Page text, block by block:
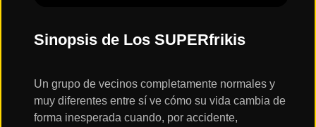
destacados
GÉNEROS
Sinopsis de Los SUPERfrikis
Un grupo de vecinos completamente normales y
muy diferentes entre sí ve cómo su vida cambia de
forma inesperada cuando, por accidente,